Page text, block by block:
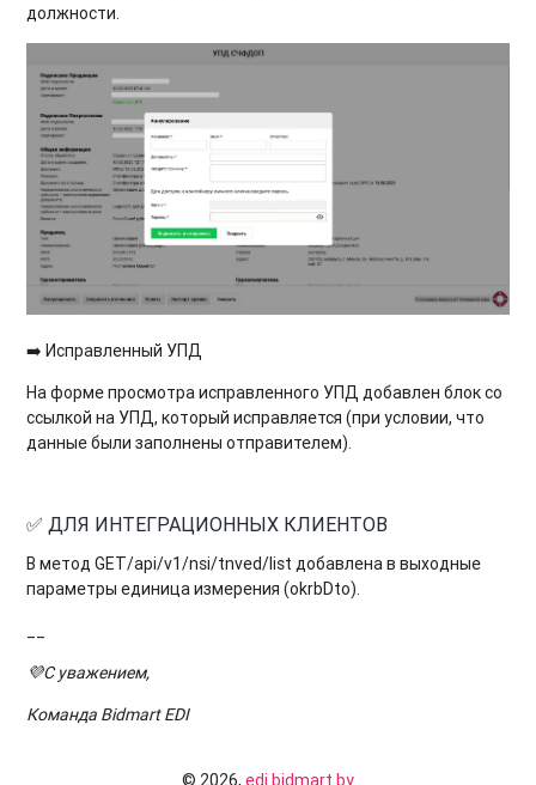
должности.
➡️ Исправленный УПД
На форме просмотра исправленного УПД добавлен блок со
ссылкой на УПД, который исправляется (при условии, что
данные были заполнены отправителем).
✅ ДЛЯ ИНТЕГРАЦИОННЫХ КЛИЕНТОВ
В метод GET/api/v1/nsi/tnved/list добавлена в выходные
параметры единица измерения (okrbDto).
💜С уважением,
Команда Bidmart EDI
© 2026, edi.bidmart.by